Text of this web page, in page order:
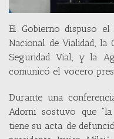
El Gobierno dispuso
Nacional de Vialidad,
Seguridad Vial, y la
comunicó el vocero
Durante una
Adorni sostuvo que
tiene su acta de